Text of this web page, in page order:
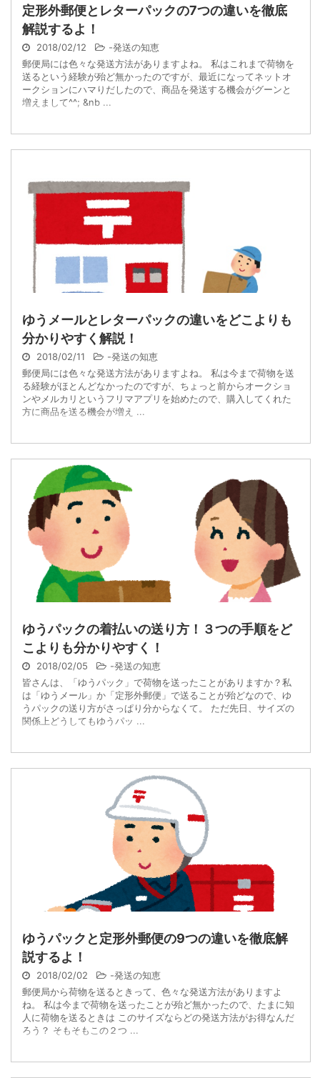
定形外郵便とレターパックの7つの違いを徹底
解説するよ！
2018/02/12 -発送の知恵
郵便局には色々な発送方法がありますよね。 私はこれまで荷物を
送るという経験が殆ど無かったのですが、最近になってネットオ
ークションにハマりだしたので、商品を発送する機会がグーンと
増えまして^^; &nb ...
ゆうメールとレターパックの違いをどこよりも
分かりやすく解説！
2018/02/11 -発送の知恵
郵便局には色々な発送方法がありますよね。 私は今まで荷物を送
る経験がほとんどなかったのですが、ちょっと前からオークショ
ンやメルカリというフリマアプリを始めたので、購入してくれた
方に商品を送る機会が増え ...
ゆうパックの着払いの送り方！３つの手順をど
こよりも分かりやすく！
2018/02/05 -発送の知恵
皆さんは、「ゆうパック」で荷物を送ったことがありますか？私
は「ゆうメール」か「定形外郵便」で送ることが殆どなので、ゆ
うパックの送り方がさっぱり分からなくて。 ただ先日、サイズの
関係上どうしてもゆうパッ ...
ゆうパックと定形外郵便の9つの違いを徹底解
説するよ！
2018/02/02 -発送の知恵
郵便局から荷物を送るときって、色々な発送方法がありますよ
ね。 私は今まで荷物を送ったことが殆ど無かったので、たまに知
人に荷物を送るときは このサイズならどの発送方法がお得なんだ
ろう？ そもそもこの２つ ...